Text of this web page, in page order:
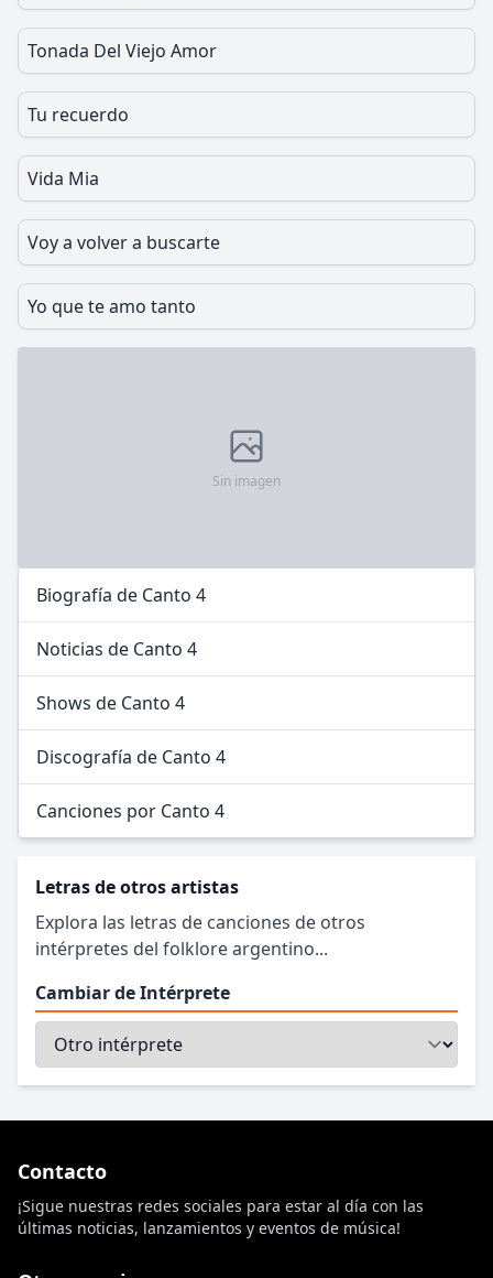
Tonada Del Viejo Amor
Tu recuerdo
Vida Mia
Voy a volver a buscarte
Yo que te amo tanto
Sin imagen
Biografía de Canto 4
Noticias de Canto 4
Shows de Canto 4
Discografía de Canto 4
Canciones por Canto 4
Letras de otros artistas
Explora las letras de canciones de otros
intérpretes del folklore argentino...
Cambiar de Intérprete
Contacto
¡Sigue nuestras redes sociales para estar al día con las
últimas noticias, lanzamientos y eventos de música!